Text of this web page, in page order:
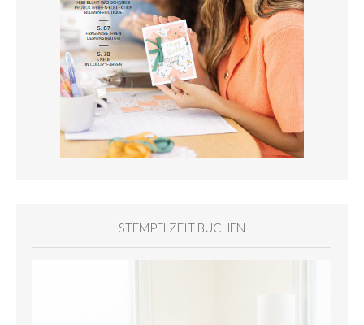
STEMPELZEIT BUCHEN